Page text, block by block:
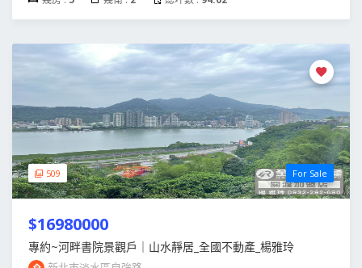
509 For Sale
$16980000
專約~河畔書院景觀戶｜山水靜居_全國不動產_楊雅玲